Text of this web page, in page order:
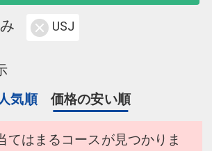
USJ
気順 価格の安い順
てはまるコースが見つかりま